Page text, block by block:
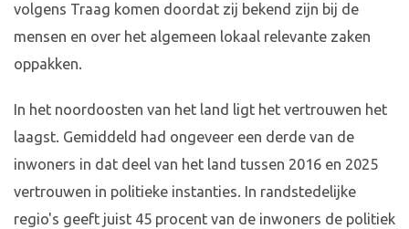
volgens Traag komen doordat zij bekend zijn bij de
mensen en over het algemeen lokaal relevante zaken
oppakken.
In het noordoosten van het land ligt het vertrouwen het
laagst. Gemiddeld had ongeveer een derde van de
inwoners in dat deel van het land tussen 2016 en 2025
vertrouwen in politieke instanties. In randstedelijke
regio's geeft juist 45 procent van de inwoners de politiek